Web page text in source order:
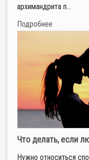
архимандрита п...
Подробнее
Что делать, если
Нужно относиться